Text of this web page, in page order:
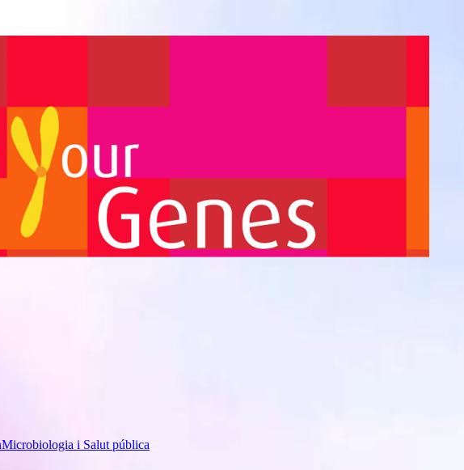
Microbiologia i Salut pública